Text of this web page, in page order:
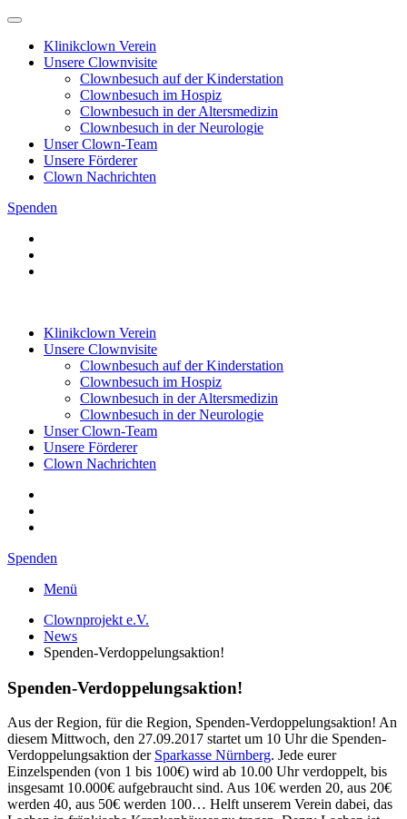
Klinikclown Verein
Unsere Clownvisite
Clownbesuch auf der Kinderstation
Clownbesuch im Hospiz
Clownbesuch in der Altersmedizin
Clownbesuch in der Neurologie
Unser Clown-Team
Unsere Förderer
Clown Nachrichten
Spenden
Klinikclown Verein
Unsere Clownvisite
Clownbesuch auf der Kinderstation
Clownbesuch im Hospiz
Clownbesuch in der Altersmedizin
Clownbesuch in der Neurologie
Unser Clown-Team
Unsere Förderer
Clown Nachrichten
Spenden
Menü
Clownprojekt e.V.
News
Spenden-Verdoppelungsaktion!
Spenden-Verdoppelungsaktion!
Aus der Region, für die Region, Spenden-Verdoppelungsaktion! An
diesem Mittwoch, den 27.09.2017 startet um 10 Uhr die Spenden-
Verdoppelungsaktion der Sparkasse Nürnberg. Jede eurer
Einzelspenden (von 1 bis 100€) wird ab 10.00 Uhr verdoppelt, bis
insgesamt 10.000€ aufgebraucht sind. Aus 10€ werden 20, aus 20€
werden 40, aus 50€ werden 100… Helft unserem Verein dabei, das